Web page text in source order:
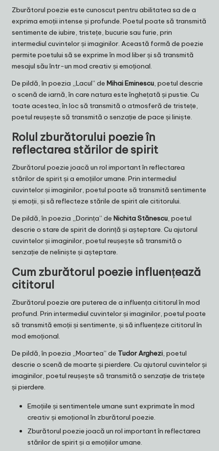
Zburătorul poezie este cunoscut pentru abilitatea sa de a
exprima emoții intense și profunde. Poetul poate să transmită
sentimente de iubire, tristețe, bucurie sau furie, prin
intermediul cuvintelor și imaginilor. Această formă de poezie
permite poetului să se exprime în mod liber și să transmită
mesajul său într-un mod creativ și emoțional.
De pildă, în poezia „Lacul” de Mihai Eminescu, poetul descrie
o scenă de iarnă, în care natura este înghețată și pustie. Cu
toate acestea, în loc să transmită o atmosferă de tristețe,
poetul reușește să transmită o senzație de pace și liniște.
Rolul zburătorului poezie în
reflectarea stărilor de spirit
Zburătorul poezie joacă un rol important în reflectarea
stărilor de spirit și a emoțiilor umane. Prin intermediul
cuvintelor și imaginilor, poetul poate să transmită sentimente
și emoții, și să reflecteze stările de spirit ale cititorului.
De pildă, în poezia „Dorința” de Nichita Stănescu, poetul
descrie o stare de spirit de dorință și așteptare. Cu ajutorul
cuvintelor și imaginilor, poetul reușește să transmită o
senzație de neliniște și așteptare.
Cum zburătorul poezie influențează
cititorul
Zburătorul poezie are puterea de a influența cititorul în mod
profund. Prin intermediul cuvintelor și imaginilor, poetul poate
să transmită emoții și sentimente, și să influențeze cititorul în
mod emoțional.
De pildă, în poezia „Moartea” de Tudor Arghezi, poetul
descrie o scenă de moarte și pierdere. Cu ajutorul cuvintelor și
imaginilor, poetul reușește să transmită o senzație de tristețe
și pierdere.
Emoțiile și sentimentele umane sunt exprimate în mod
creativ și emoțional în zburătorul poezie.
Zburătorul poezie joacă un rol important în reflectarea
stărilor de spirit și a emoțiilor umane.